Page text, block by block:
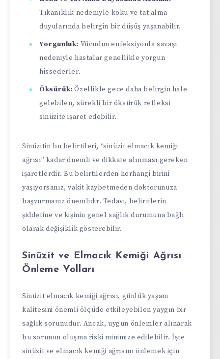
Tıkanıklık nedeniyle koku ve tat alma
duyularında belirgin bir düşüş yaşanabilir.
Yorgunluk: Vücudun enfeksiyonla savaşı
nedeniyle hastalar genellikle yorgun
hissederler.
Öksürük: Özellikle gece daha belirgin hale
gelebilen, sürekli bir öksürük refleksi
sinüzite işaret edebilir.
Sinüzitin bu belirtileri, “sinüzit elmacık kemiği
ağrısı” kadar önemli ve dikkate alınması gereken
işaretlerdir. Bu belirtilerden herhangi birini
yaşıyorsanız, vakit kaybetmeden doktorunuza
başvurmanız önemlidir. Tedavi, belirtilerin
şiddetine ve kişinin genel sağlık durumuna bağlı
olarak değişiklik gösterebilir.
Sinüzit ve Elmacık Kemiği Ağrısı
Önleme Yolları
Sinüzit elmacık kemiği ağrısı, günlük yaşam
kalitesini önemli ölçüde etkileyebilen yaygın bir
sağlık sorunudur. Ancak, uygun önlemler alınarak
bu sorunun oluşma riski minimize edilebilir. İşte
sinüzit ve elmacık kemiği ağrısını önlemek için